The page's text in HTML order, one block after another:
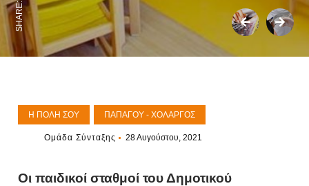
SHARE:
Η ΠΌΛΗ ΣΟΥ ΠΑΠΆΓΟΥ - ΧΟΛΑΡΓΌΣ
Ομάδα Σύνταξης 28 Αυγούστου, 2021
Οι παιδικοί σταθμοί του Δημοτικού